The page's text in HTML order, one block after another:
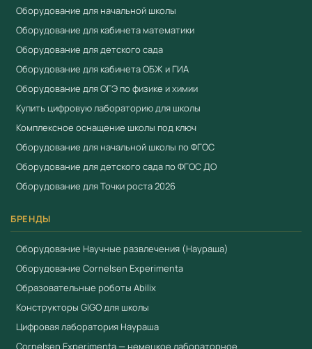
фактуры, товарные накладные и гарантийные талоны.
Работаем по 44-ФЗ и 223-ФЗ. Доставка по всей России
от 3 рабочих дней. Для расчёта коммерческого
предложения:+7 (904) 115-00-56,
fgostorg.ru@yandex.ru.
Поставляется компанией
ООО «Учебный Стандарт»
(ИНН 3801158281). Соответствует требованиям
Приказа 838 Минпросвещения . Работаем по 44-ФЗ и
Вольтметр лабораторный учебный
Источник питания лабораторный учебный
Набор демонстрационный. Электричество-2
(Полупроводниковые приборы)
Оборудование для начальной школы
Оборудование для кабинета математики
Оборудование для детского сада
Оборудование для кабинета ОБЖ и ГИА
Оборудование для ОГЭ по физике и химии
Купить цифровую лабораторию для школы
Комплексное оснащение школы под ключ
Оборудование для начальной школы по ФГОС
Оборудование для детского сада по ФГОС ДО
Оборудование для Точки роста 2026
БРЕНДЫ
Оборудование Научные развлечения (Наураша)
Оборудование Cornelsen Experimenta
Образовательные роботы Abilix
Конструкторы GIGO для школы
Цифровая лаборатория Наураша